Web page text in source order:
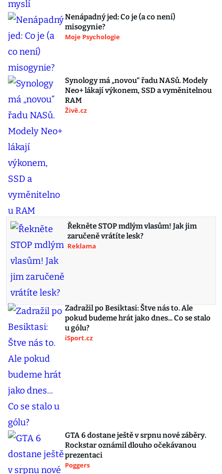
Nenápadný jed: Co je (a co není)
misogynie?
Moje Psychologie
Synology má „novou“ řadu NASů. Modely
Neo+ lákají výkonem, SSD a vyměnitelnou
RAM
Živě.cz
Řekněte STOP mdlým vlasům! Jak jim
zaručeně vrátíte lesk?
Reklama
Zadražil po Besiktasi: Štve nás to. Ale
pokud budeme hrát jako dnes... Co se stalo
u gólu?
iSport.cz
GTA 6 dostane ještě v srpnu nové záběry.
Rockstar oznámil dlouho očekávanou
prezentaci
Poggers